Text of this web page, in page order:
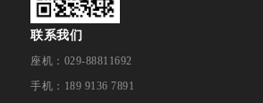
联系我们
座机：029-88811692
手机：189 9136 7891